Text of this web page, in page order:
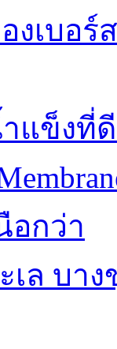
งเบอ
แข็งที่
กว่า
เล บา